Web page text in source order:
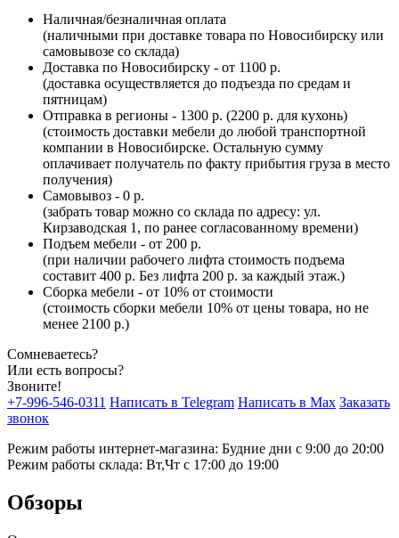
Наличная/безналичная оплата
(наличными при доставке товара по Новосибирску или
самовывозе со склада)
Доставка по Новосибирску - от 1100 р.
(доставка осуществляется до подъезда по средам и
пятницам)
Отправка в регионы - 1300 р. (2200 р. для кухонь)
(стоимость доставки мебели до любой транспортной
компании в Новосибирске. Остальную сумму
оплачивает получатель по факту прибытия груза в место
получения)
Самовывоз - 0 р.
(забрать товар можно со склада по адресу: ул.
Кирзаводская 1, по ранее согласованному времени)
Подъем мебели - от 200 р.
(при наличии рабочего лифта стоимость подъема
составит 400 р. Без лифта 200 р. за каждый этаж.)
Сборка мебели - от 10% от стоимости
(стоимость сборки мебели 10% от цены товара, но не
менее 2100 р.)
Сомневаетесь?
Или есть вопросы?
Звоните!
+7-996-546-0311 Написать в Telegram Написать в Max Заказать
звонок
Режим работы интернет-магазина: Будние дни с 9:00 до 20:00
Режим работы склада: Вт,Чт с 17:00 до 19:00
Обзоры